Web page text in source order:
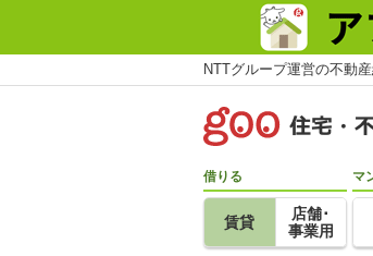
NTTグループ運営の不動
借りる
賃貸
店舗･
事業用
マ